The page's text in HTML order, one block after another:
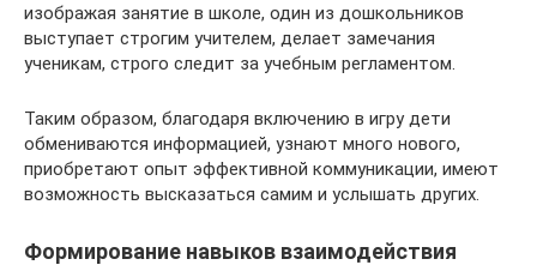
изображая занятие в школе, один из дошкольников
выступает строгим учителем, делает замечания
ученикам, строго следит за учебным регламентом.
Таким образом, благодаря включению в игру дети
обмениваются информацией, узнают много нового,
приобретают опыт эффективной коммуникации, имеют
возможность высказаться самим и услышать других.
Формирование навыков взаимодействия